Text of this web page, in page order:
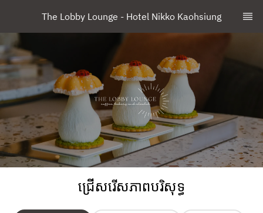
The Lobby Lounge - Hotel Nikko Kaohsiung
ជ្រើសរើសភាពបរិសុទ្ធ